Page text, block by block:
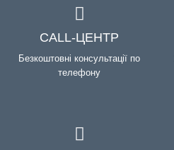
CALL-ЦЕНТР
Безкоштовні консультації по
телефону